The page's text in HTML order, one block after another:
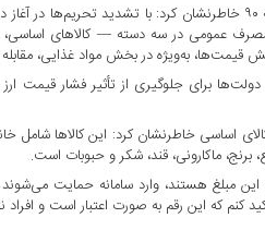
مصرف عمومی در سه دسته — کالا‌های
به‌ویژه در بخش مواد غذایی، مقابله
برای جلوگیری از تأثیر فشار قیمت
مهاجرانی، اظهار کرد: در خصوص فهرست ۱۱ قلم کالای اساسی خاطرنشان
ماکارونی، قند، شکر و حبوبات است.
این مبلغ هستند، وارد سامانه حمایت
کنم که این رقم به صورت اعتبار است و افراد